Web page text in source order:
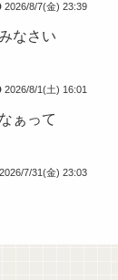
2026/8/7(金) 23:39
なさい
2026/8/1(土) 16:01
ぁって
2026/7/31(金) 23:03